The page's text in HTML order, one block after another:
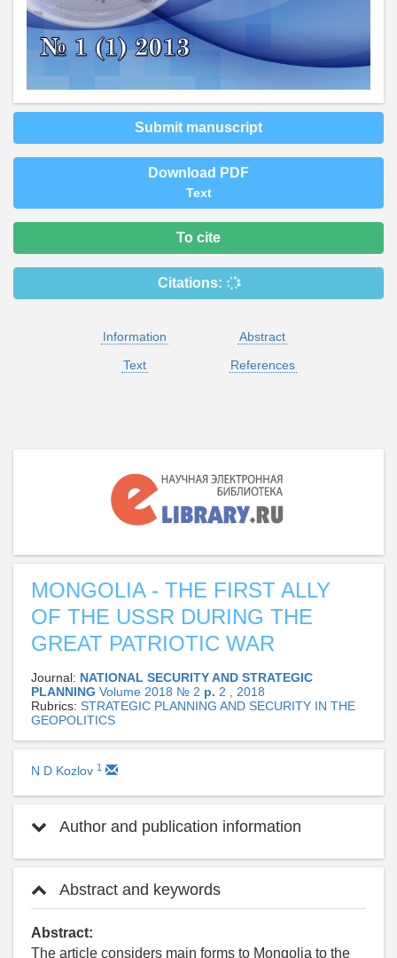
Submit manuscript
Download PDF
Text
To cite
Citations:
Information
Abstract
Text
References
MONGOLIA - THE FIRST ALLY
OF THE USSR DURING THE
GREAT PATRIOTIC WAR
Journal: NATIONAL SECURITY AND STRATEGIC
PLANNING Volume 2018 № 2 p. 2 , 2018
Rubrics: STRATEGIC PLANNING AND SECURITY IN THE
GEOPOLITICS
N D Kozlov 1
Author and publication information
Abstract and keywords
Abstract:
The article considers main forms to Mongolia to the